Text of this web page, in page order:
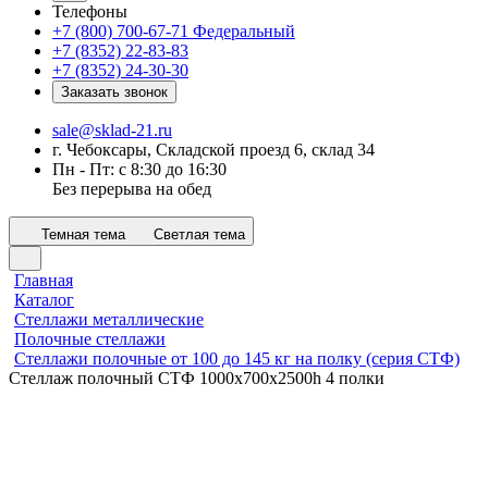
Телефоны
+7 (800) 700-67-71 Федеральный
+7 (8352) 22-83-83
+7 (8352) 24-30-30
Заказать звонок
sale@sklad-21.ru
г. Чебоксары, Складской проезд 6, склад 34
Пн - Пт: с 8:30 до 16:30
Без перерыва на обед
Темная тема Светлая тема
Главная
Каталог
Стеллажи металлические
Полочные стеллажи
Стеллажи полочные от 100 до 145 кг на полку (серия СТФ)
Стеллаж полочный СТФ 1000х700x2500h 4 полки